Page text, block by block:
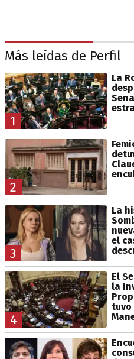
Más leídas de Perfil
1
La
2
3
La
el
4
El
la
tuvo